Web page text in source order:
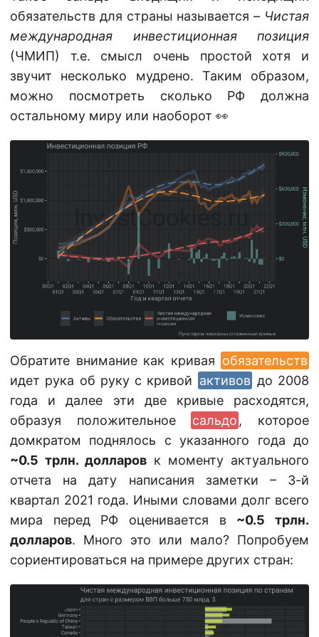
обязательств для страны называется – Чистая
международная инвестиционная позиция
(ЧМИП) т.е. смысл очень простой хотя и
звучит несколько мудрено. Таким образом,
можно посмотреть сколько РФ должна
остальному миру или наоборот 👀
Обратите внимание как кривая обязательств
идет рука об руку с кривой активов до 2008
года и далее эти две кривые расходятся,
образуя положительное
сальдо, которое
домкратом поднялось с указанного года до
~0.5 трлн. долларов к моменту актуального
отчета на дату написания заметки – 3-й
квартал 2021 года. Иными словами долг всего
мира перед РФ оценивается в ~0.5 трлн.
долларов. Много это или мало? Попробуем
сориентироваться на примере других стран: